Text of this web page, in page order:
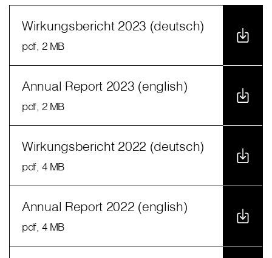
Wirkungsbericht 2023 (deutsch)
pdf, 2 MB
Annual Report 2023 (english)
pdf, 2 MB
Wirkungsbericht 2022 (deutsch)
pdf, 4 MB
Annual Report 2022 (english)
pdf, 4 MB